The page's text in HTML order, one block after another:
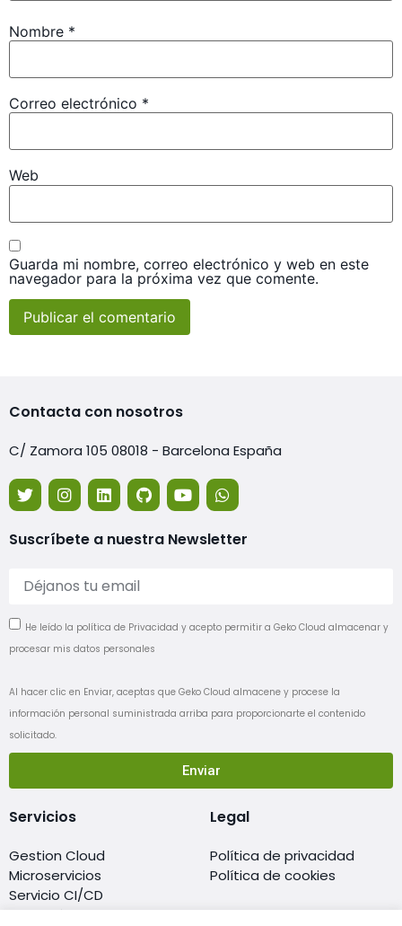
Nombre *
Correo electrónico *
Web
Guarda mi nombre, correo electrónico y web en este
navegador para la próxima vez que comente.
Contacta con nosotros
C/ Zamora 105 08018 - Barcelona España
Suscríbete a nuestra Newsletter
He leído la política de Privacidad y acepto permitir a Geko Cloud almacenar y
procesar mis datos personales
Al hacer clic en Enviar, aceptas que Geko Cloud almacene y procese la
información personal suministrada arriba para proporcionarte el contenido
solicitado.
Enviar
Servicios
Gestion Cloud
Microservicios
Servicio CI/CD
Migración al cloud
Legal
Política de privacidad
Política de cookies